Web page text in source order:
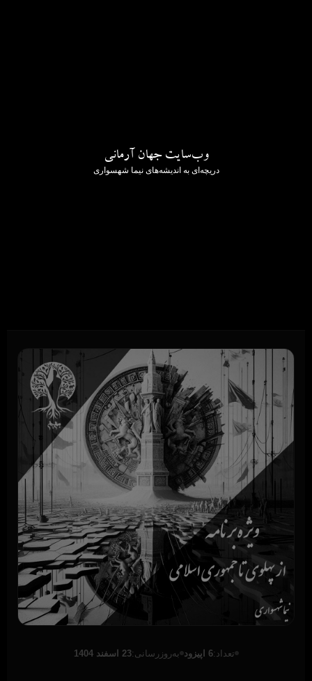
وب‌سایت جهان آرمانی
دریچه‌ای به اندیشه‌های نیما شهسواری
تعداد:6 اپیزود به‌روزرسانی:23 اسفند 1404